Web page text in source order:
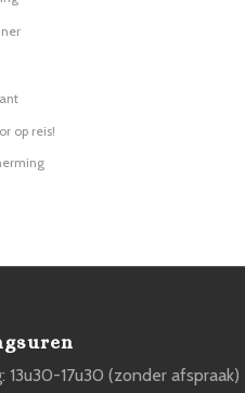
op reis!
13u30-17u30 (zonder afspraak)